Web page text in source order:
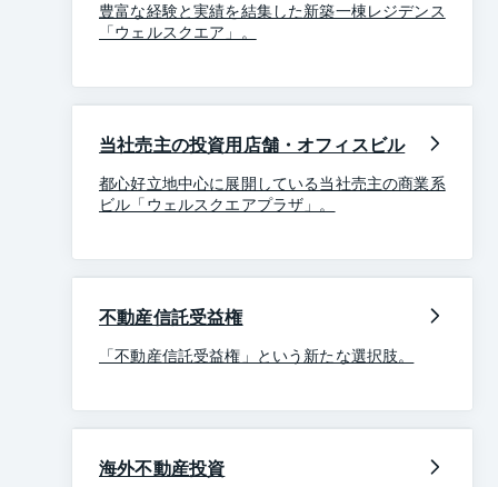
豊富な経験と実績を結集した新築一棟レジデンス
「ウェルスクエア」。
当社売主の投資用店舗・オフィスビル
都心好立地中心に展開している当社売主の商業系
ビル「ウェルスクエアプラザ」。
不動産信託受益権
「不動産信託受益権」という新たな選択肢。
海外不動産投資